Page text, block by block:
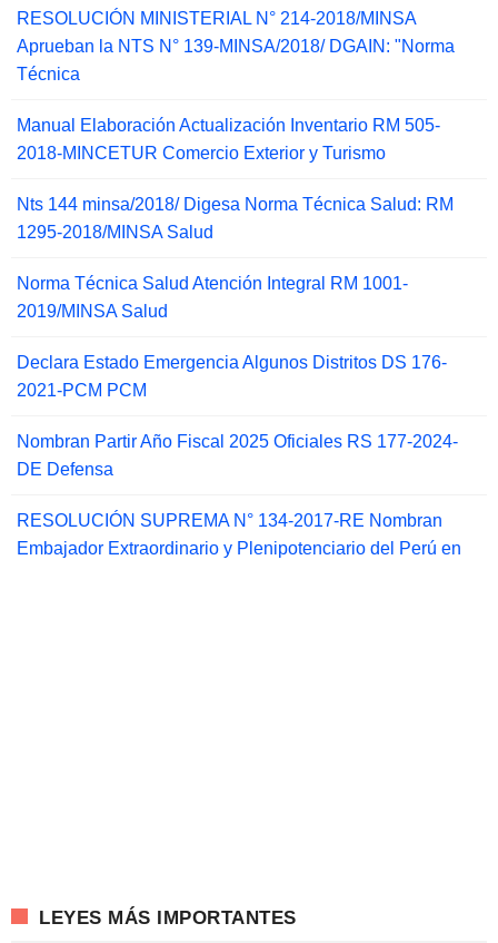
RESOLUCIÓN MINISTERIAL N° 214-2018/MINSA
Aprueban la NTS N° 139-MINSA/2018/ DGAIN: "Norma
Técnica
Manual Elaboración Actualización Inventario RM 505-
2018-MINCETUR Comercio Exterior y Turismo
Nts 144 minsa/2018/ Digesa Norma Técnica Salud: RM
1295-2018/MINSA Salud
Norma Técnica Salud Atención Integral RM 1001-
2019/MINSA Salud
Declara Estado Emergencia Algunos Distritos DS 176-
2021-PCM PCM
Nombran Partir Año Fiscal 2025 Oficiales RS 177-2024-
DE Defensa
RESOLUCIÓN SUPREMA N° 134-2017-RE Nombran
Embajador Extraordinario y Plenipotenciario del Perú en
LEYES MÁS IMPORTANTES